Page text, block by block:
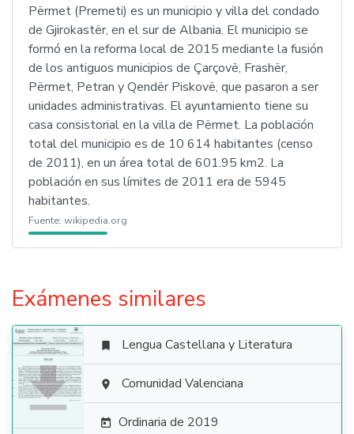
Përmet (Premeti) es un municipio y villa del condado
de Gjirokastër, en el sur de Albania. El municipio se
formó en la reforma local de 2015 mediante la fusión
de los antiguos municipios de Çarçovë, Frashër,
Përmet, Petran y Qendër Piskovë, que pasaron a ser
unidades administrativas. El ayuntamiento tiene su
casa consistorial en la villa de Përmet. La población
total del municipio es de 10 614 habitantes (censo
de 2011), en un área total de 601.95 km2. La
población en sus límites de 2011 era de 5945
habitantes.
Fuente: wikipedia.org
Exámenes similares

 Lengua Castellana y Literatura
 Comunidad Valenciana
 Ordinaria de 2019